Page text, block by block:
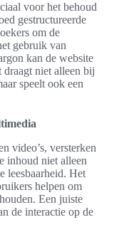
voor het behoud
gestructureerde
om de
gebruik van
kan de website
niet alleen bij
speelt ook een
video’s, versterken
inhoud niet alleen
leesbaarheid. Het
helpen om
Een juiste
de interactie op de